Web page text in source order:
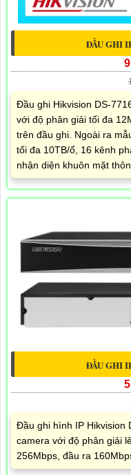
ĐẦU GHI
Đầu ghi Hikvision DS-
với độ phân giải tối đa
trên đầu ghi. Ngoài ra
tối đa 10TB/ổ, 16 kênh
nhận diện khuôn mặt
ĐẦU GHI
Đầu ghi hình IP Hikvision
camera với độ phân giải
256Mbps, đầu ra